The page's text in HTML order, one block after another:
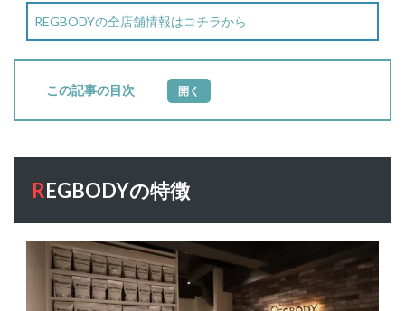
REGBODYの全店舗情報はコチラから
目次
2
REGBODY
に対する
ポジティ
ブな口コ
ミ・評判
2.1
REGBODYの特徴